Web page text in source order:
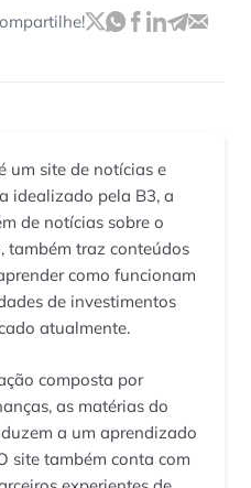
um site de notícias e
idealizado pela B3, a
de notícias sobre o
também traz conteúdos
como funcionam
de investimentos
atualmente.
composta por
as matérias do
a um aprendizado
site também conta com